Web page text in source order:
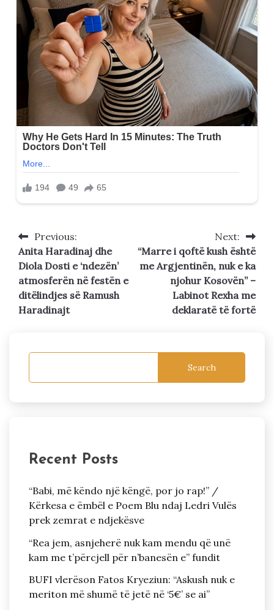
Post
navigation
Previous:
Anita Haradinaj dhe
Diola Dosti e ‘ndezën’
atmosferën në festën e
ditëlindjes së Ramush
Haradinajt
Next:
“Marre i qoftë kush është
me Argjentinën, nuk e ka
njohur Kosovën” –
Labinot Rexha me
deklaratë të fortë
Search
Recent Posts
“Babi, më këndo një këngë, por jo rap!” /
Kërkesa e ëmbël e Poem Blu ndaj Ledri Vulës
prek zemrat e ndjekësve
“Rea jem, asnjeherë nuk kam mendu që unë
kam me t’përcjell për n’banesën e” fundit
BUFI vlerëson Fatos Kryeziun: “Askush nuk e
meriton më shumë të jetë në ‘5€’ se ai”